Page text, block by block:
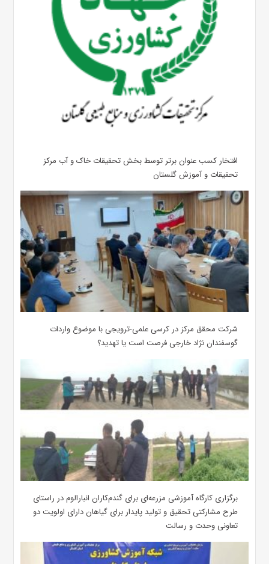
افتخار کسب عنوان برتر توسط بخش تحقیقات خاک و آب مرکز
تحقیقات و آموزش گلستان
شرکت محقق مرکز در کرسی علمی-ترویجی با موضوع واردات
گوسفندان نژاد خارجی فرصت است یا تهدید؟
برگزاری کارگاه آموزشی مزرعه‌ای برای گندم‌کاران انبارالوم در راستای
طرح مشارکتی تحقیق و تولید پایدار برای گیاهان دارای اولویت دو
تعاونی وحدت و رسالت